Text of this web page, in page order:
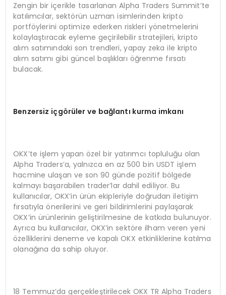
Zengin bir içerikle tasarlanan Alpha Traders Summit’te
katılımcılar, sektörün uzman isimlerinden kripto
portföylerini optimize ederken riskleri yönetmelerini
kolaylaştıracak eyleme geçirilebilir stratejileri, kripto
alım satımındaki son trendleri, yapay zeka ile kripto
alım satımı gibi güncel başlıkları öğrenme fırsatı
bulacak.
Benzersiz içgörüler ve bağlantı kurma imkanı
OKX’te işlem yapan özel bir yatırımcı topluluğu olan
Alpha Traders’a, yalnızca en az 500 bin USDT işlem
hacmine ulaşan ve son 90 günde pozitif bölgede
kalmayı başarabilen trader’lar dahil ediliyor. Bu
kullanıcılar, OKX’in ürün ekipleriyle doğrudan iletişim
fırsatıyla önerilerini ve geri bildirimlerini paylaşarak
OKX’in ürünlerinin geliştirilmesine de katkıda bulunuyor.
Ayrıca bu kullanıcılar, OKX’in sektöre ilham veren yeni
özelliklerini deneme ve kapalı OKX etkinliklerine katılma
olanağına da sahip oluyor.
18 Temmuz’da gerçekleştirilecek OKX TR Alpha Traders